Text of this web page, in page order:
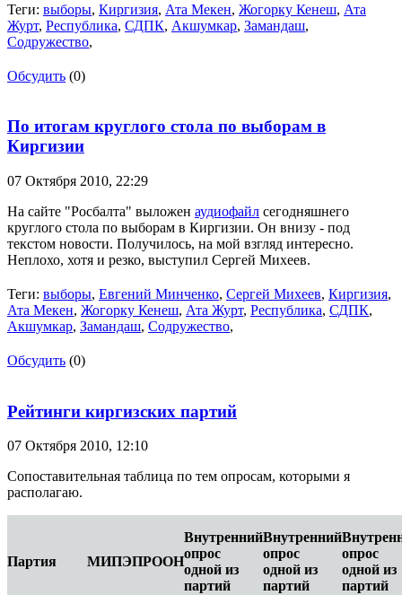
Теги: выборы, Киргизия, Ата Мекен, Жогорку Кенеш, Ата
Журт, Республика, СДПК, Акшумкар, Замандаш,
Содружество,
Обсудить (0)
По итогам круглого стола по выборам в
Киргизии
07 Октября 2010, 22:29
На сайте "Росбалта" выложен аудиофайл сегодняшнего
круглого стола по выборам в Киргизии. Он внизу - под
текстом новости. Получилось, на мой взгляд интересно.
Неплохо, хотя и резко, выступил Сергей Михеев.
Теги: выборы, Евгений Минченко, Сергей Михеев, Киргизия,
Ата Мекен, Жогорку Кенеш, Ата Журт, Республика, СДПК,
Акшумкар, Замандаш, Содружество,
Обсудить (0)
Рейтинги киргизских партий
07 Октября 2010, 12:10
Сопоставительная таблица по тем опросам, которыми я
располагаю.
Партия МИПЭПРООН
Внутренний
опрос
одной из
партий
Внутренний
опрос
одной из
партий
опрос
одной из
партий